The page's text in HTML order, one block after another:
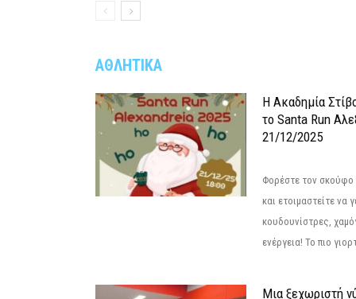
ΑΘΛΗΤΙΚΑ
Η Ακαδημία
το Santa Run
21/12/2025
Φορέστε τον σκούφο
και ετοιμαστείτε να
κουδουνίστρες,
ενέργεια! Το πιο
Μια ξεχωριστή